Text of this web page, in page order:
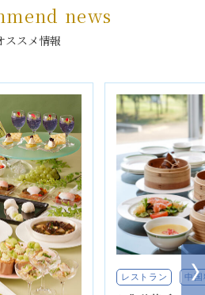
news
ススメ情報
レストラン 中国